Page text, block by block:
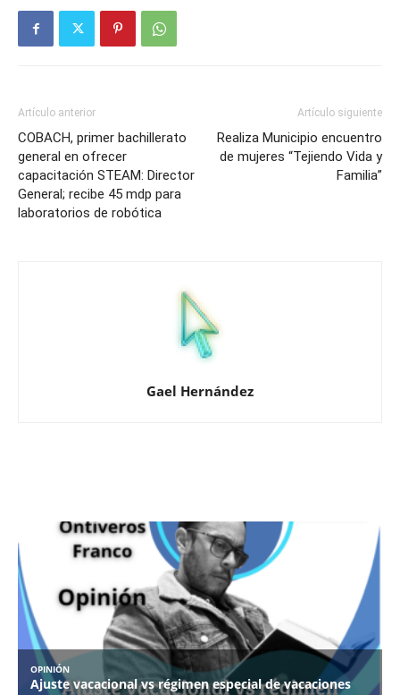
Artículo anterior
COBACH, primer bachillerato
general en ofrecer
capacitación STEAM: Director
General; recibe 45 mdp para
laboratorios de robótica
Artículo siguiente
Realiza Municipio encuentro
de mujeres “Tejiendo Vida y
Familia”
Gael Hernández